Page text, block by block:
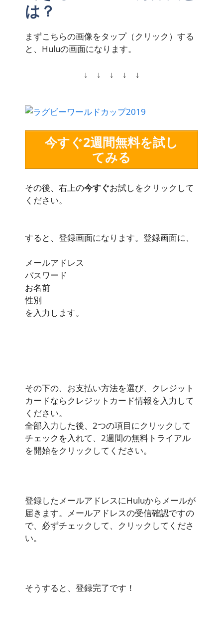
は？
まずこちらの画像をタップ（クリック）する
と、Huluの画面になります。
↓ ↓ ↓ ↓ ↓
今すぐ2週間無料を試し
てみる
その後、右上の今すぐお試しをクリックして
ください。
すると、登録画面になります。登録画面に、
メールアドレス
パスワード
お名前
性別
を入力します。
その下の、お支払い方法を選び、クレジット
カードならクレジットカード情報を入力して
ください。
全部入力した後、2つの項目にクリックして
チェックを入れて、2週間の無料トライアル
を開始をクリックしてください。
登録したメールアドレスにHuluからメールが
届きます。メールアドレスの受信確認ですの
で、必ずチェックして、クリックしてくださ
い。
そうすると、登録完了です！